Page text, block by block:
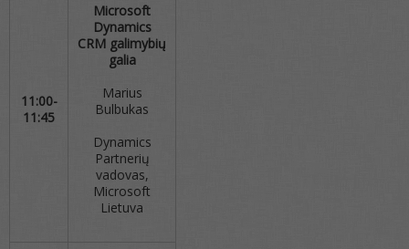
11:00-
11:45
Microsoft
Dynamics
CRM galimybių
galia
Marius
Bulbukas
Dynamics
Partnerių
vadovas,
Microsoft
Lietuva